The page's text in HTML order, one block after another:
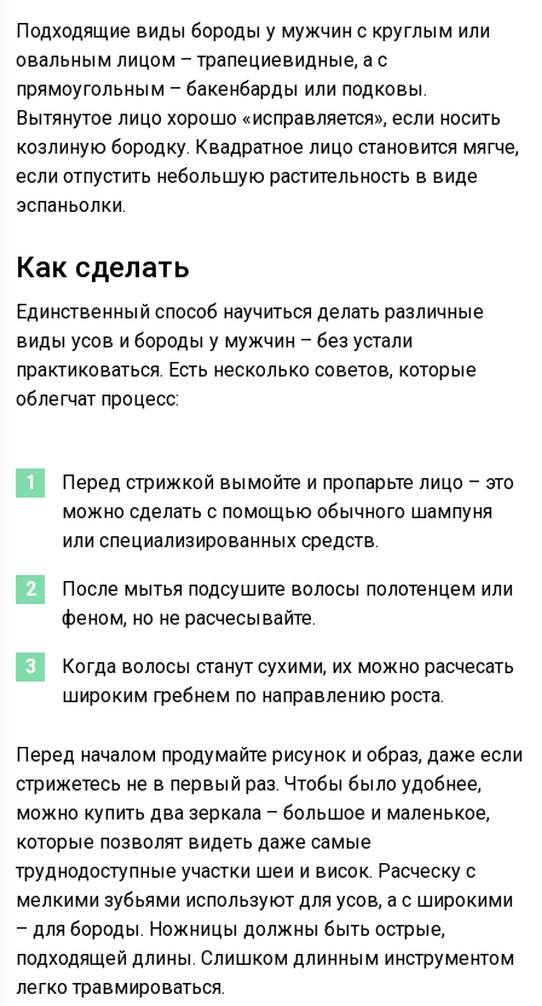
Подходящие виды бороды у мужчин с круглым или
овальным лицом – трапециевидные, а с
прямоугольным – бакенбарды или подковы.
Вытянутое лицо хорошо «исправляется», если носить
козлиную бородку. Квадратное лицо становится мягче,
если отпустить небольшую растительность в виде
эспаньолки.
Как сделать
Единственный способ научиться делать различные
виды усов и бороды у мужчин – без устали
практиковаться. Есть несколько советов, которые
облегчат процесс:
Перед стрижкой вымойте и пропарьте лицо – это
можно сделать с помощью обычного шампуня
или специализированных средств.
После мытья подсушите волосы полотенцем или
феном, но не расчесывайте.
Когда волосы станут сухими, их можно расчесать
широким гребнем по направлению роста.
Перед началом продумайте рисунок и образ, даже если
стрижетесь не в первый раз. Чтобы было удобнее,
можно купить два зеркала – большое и маленькое,
которые позволят видеть даже самые
труднодоступные участки шеи и висок. Расческу с
мелкими зубьями используют для усов, а с широкими
– для бороды. Ножницы должны быть острые,
подходящей длины. Слишком длинным инструментом
легко травмироваться.